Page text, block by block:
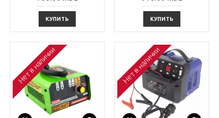
КУПИТЬ КУПИТЬ
Нет в наличии Нет в наличии